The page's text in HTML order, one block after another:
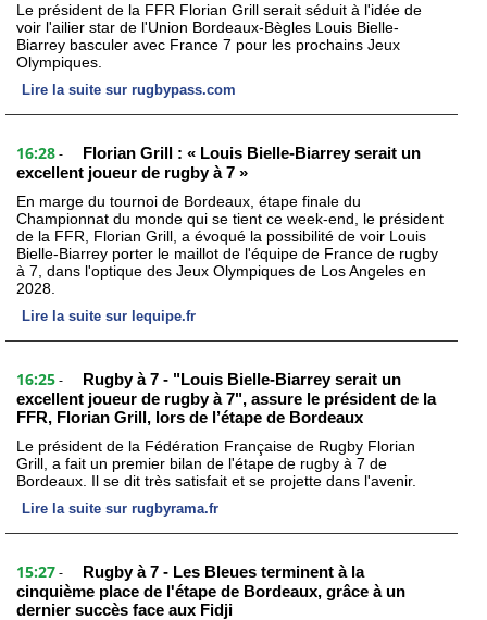
Le président de la FFR Florian Grill serait séduit à l'idée de
voir l'ailier star de l'Union Bordeaux-Bègles Louis Bielle-
Biarrey basculer avec France 7 pour les prochains Jeux
Olympiques.
Lire la suite sur rugbypass.com
16:28 -
Florian Grill : « Louis Bielle-Biarrey serait un
excellent joueur de rugby à 7 »
En marge du tournoi de Bordeaux, étape finale du
Championnat du monde qui se tient ce week-end, le président
de la FFR, Florian Grill, a évoqué la possibilité de voir Louis
Bielle-Biarrey porter le maillot de l'équipe de France de rugby
à 7, dans l'optique des Jeux Olympiques de Los Angeles en
2028.
Lire la suite sur lequipe.fr
16:25 -
Rugby à 7 - "Louis Bielle-Biarrey serait un
excellent joueur de rugby à 7", assure le président de la
FFR, Florian Grill, lors de l’étape de Bordeaux
Le président de la Fédération Française de Rugby Florian
Grill, a fait un premier bilan de l'étape de rugby à 7 de
Bordeaux. Il se dit très satisfait et se projette dans l'avenir.
Lire la suite sur rugbyrama.fr
15:27 -
Rugby à 7 - Les Bleues terminent à la
cinquième place de l'étape de Bordeaux, grâce à un
dernier succès face aux Fidji